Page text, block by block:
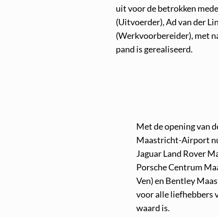
uit voor de betrokken
(Uitvoerder), Ad van der
(Werkvoorbereider), met
pand is gerealiseerd.
Met de opening van
Maastricht-Airport nu
Jaguar Land Rover
Porsche Centrum
Ven) en Bentley
voor alle liefhebbers
waard is.